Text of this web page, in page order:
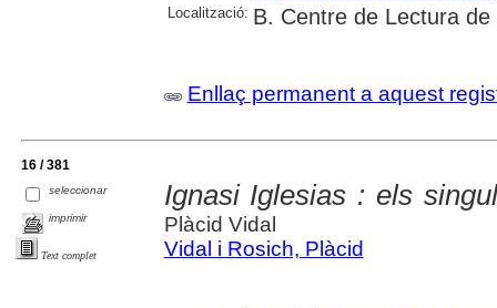
Localització: B. Centre de Lectura de
Enllaç permanent a aquest
16 / 381
seleccionar
imprimir
Text complet
Ignasi Iglesias : els
Plàcid Vidal
Vidal i Rosich, Plàcid